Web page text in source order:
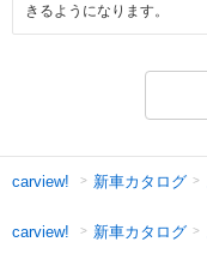
きるようになります。
carview! 新車カタログ
carview! 新車カタログ